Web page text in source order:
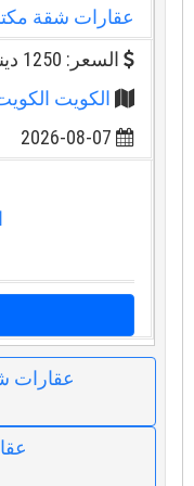
عقارات شقة
السعر: 1250 دينار كويتي
الكويت الكويت
2026-08-07
عقارات